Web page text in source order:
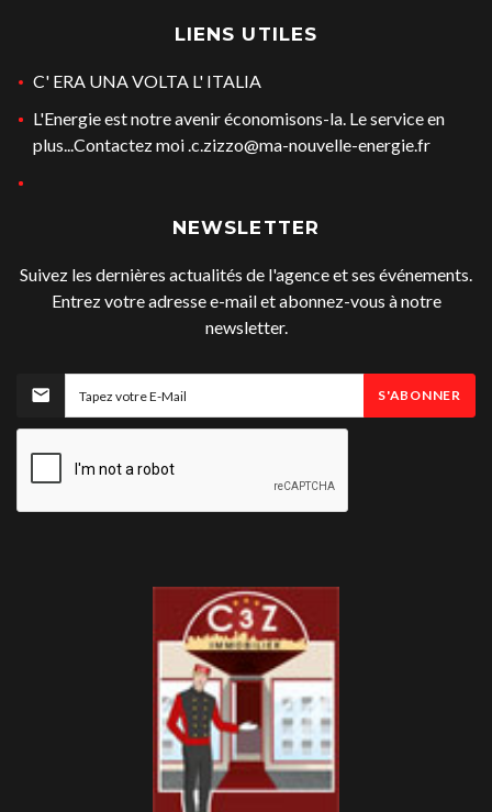
LIENS UTILES
C' ERA UNA VOLTA L' ITALIA
L'Energie est notre avenir économisons-la. Le service en
plus...Contactez moi .c.zizzo@ma-nouvelle-energie.fr
NEWSLETTER
Suivez les dernières actualités de l'agence et ses événements.
Entrez votre adresse e-mail et abonnez-vous à notre
newsletter.
S'ABONNER